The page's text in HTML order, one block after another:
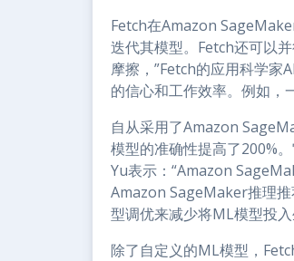
Fetch在Amazon
迭代其模型。Fetch还可以
摩擦，”Fetch的应用科学家
的信心和工作效率。例如，
自从采用了Amazon
模型的准确性提高了200%
Yu表示：“Amazon
Amazon SageMaker推理
型调优来减少将ML模型投入
除了自定义的ML模型，